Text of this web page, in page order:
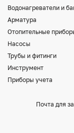
Водонагреватели и
Арматура
Отопительные
Насосы
Трубы и фитинги
Инструмент
Приборы учета
Почта для